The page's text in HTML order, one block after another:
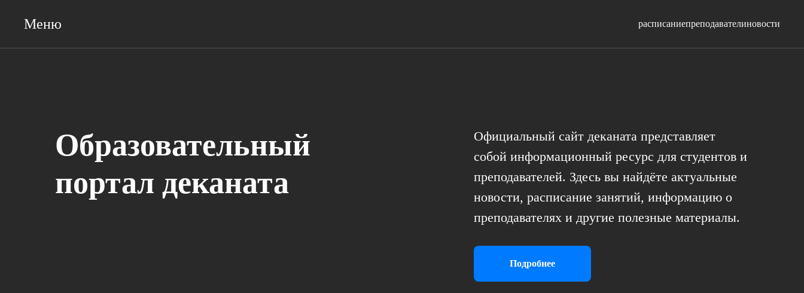
Меню расписаниепреподавателиновости
Образовательный
портал деканата
Официальный сайт деканата представляет
собой информационный ресурс для студентов и
преподавателей. Здесь вы найдёте актуальные
новости, расписание занятий, информацию о
преподавателях и другие полезные материалы.
Подробнее